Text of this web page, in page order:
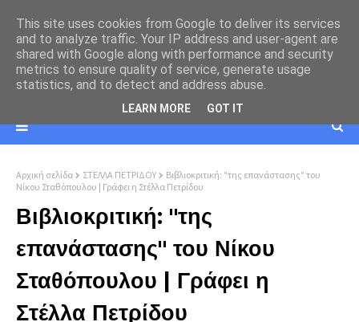
Αρχική σελίδα ΣΤΕΛΛΑ ΠΕΤΡΙΔΟΥ
Βιβλιοκριτική: "της επανάστασης" του
Νίκου Σταθόπουλου | Γράφει η Στέλλα Πετρίδου
Βιβλιοκριτική: "της
επανάστασης" του Νίκου
Σταθόπουλου | Γράφει η
Στέλλα Πετρίδου
This site uses cookies from Google to deliver its services
and to analyze traffic. Your IP address and user-agent are
shared with Google along with performance and security
metrics to ensure quality of service, generate usage
statistics, and to detect and address abuse.
LEARN MORE GOT IT